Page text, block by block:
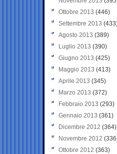
Ottobre 2013 (446)
Settembre 2013
Agosto 2013 (389)
Luglio 2013 (390)
Giugno 2013 (425)
Maggio 2013 (413)
Aprile 2013 (345)
Marzo 2013 (372)
Febbraio 2013 (293)
Gennaio 2013 (361)
Dicembre 2012 (364)
Novembre 2012
Ottobre 2012 (363)